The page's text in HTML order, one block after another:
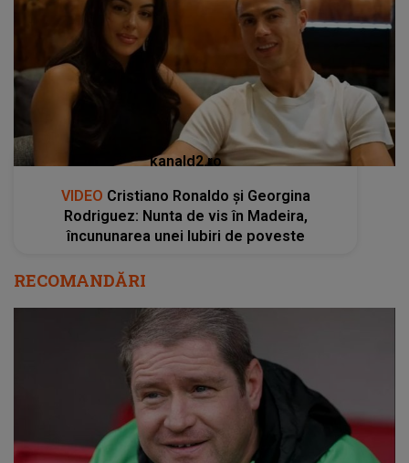
kanald2.ro
VIDEO Cristiano Ronaldo și Georgina
Rodriguez: Nunta de vis în Madeira,
încununarea unei Iubiri de poveste
RECOMANDĂRI